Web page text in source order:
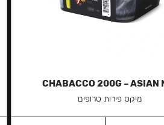
CHABACCO 200G – ASIAN
מיקס פירות טרופים